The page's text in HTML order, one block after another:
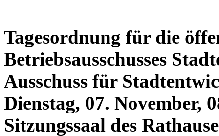
Tagesordnung für die
Betriebsausschusses
Ausschuss für
Dienstag, 07. November,
Sitzungssaal des